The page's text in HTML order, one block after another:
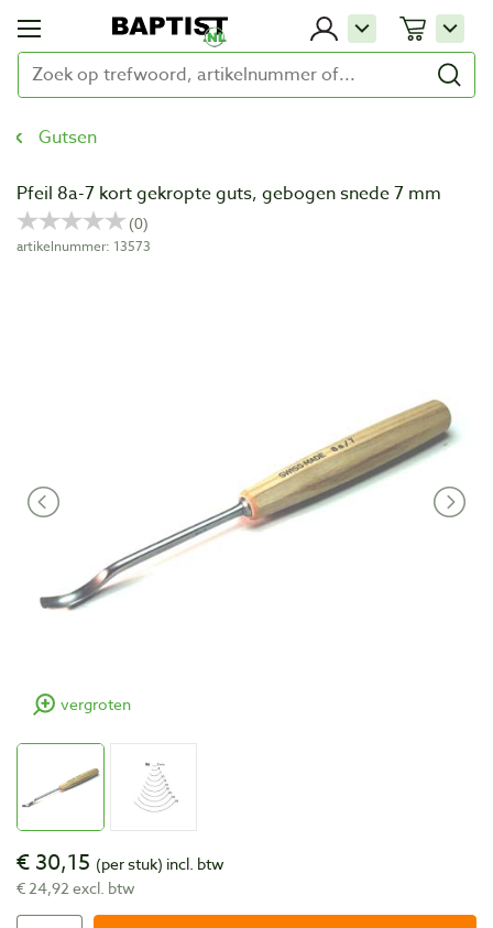
Gutsen
Pfeil 8a-7 kort gekropte guts, gebogen snede 7 mm
artikelnummer: 13573
vergroten
€ 30,15 (per stuk) incl. btw
€ 24,92 excl. btw